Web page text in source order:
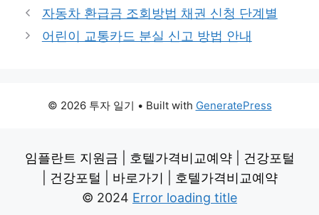
자동차 환급금 조회방법 채권 신청 단계별
어린이 교통카드 분실 신고 방법 안내
© 2026 투자 일기 • Built with GeneratePress
임플란트 지원금 호텔가격비교예약| 건강포털
건강포털 바로가기
호텔가격비교예약
© 2024 Error loading title